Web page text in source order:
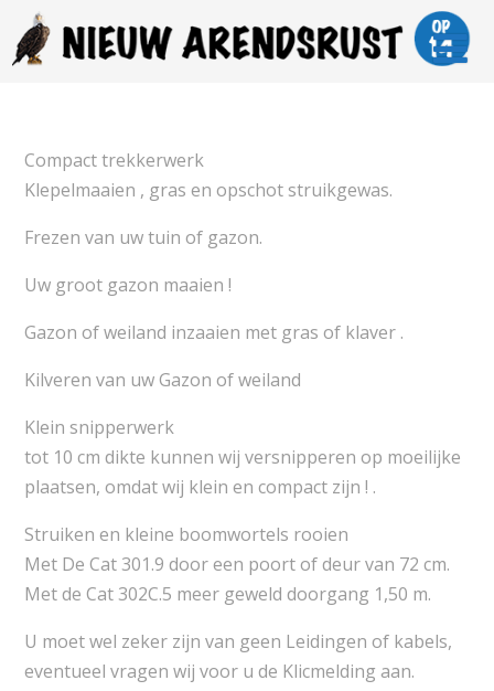
Compact trekkerwerk
Klepelmaaien , gras en opschot struikgewas.
Frezen van uw tuin of gazon.
Uw groot gazon maaien !
Gazon of weiland inzaaien met gras of klaver .
Kilveren van uw Gazon of weiland
Klein snipperwerk
tot 10 cm dikte kunnen wij versnipperen op moeilijke
plaatsen, omdat wij klein en compact zijn ! .
Struiken en kleine boomwortels rooien
Met De Cat 301.9 door een poort of deur van 72 cm.
Met de Cat 302C.5 meer geweld doorgang 1,50 m.
U moet wel zeker zijn van geen Leidingen of kabels,
eventueel vragen wij voor u de Klicmelding aan.